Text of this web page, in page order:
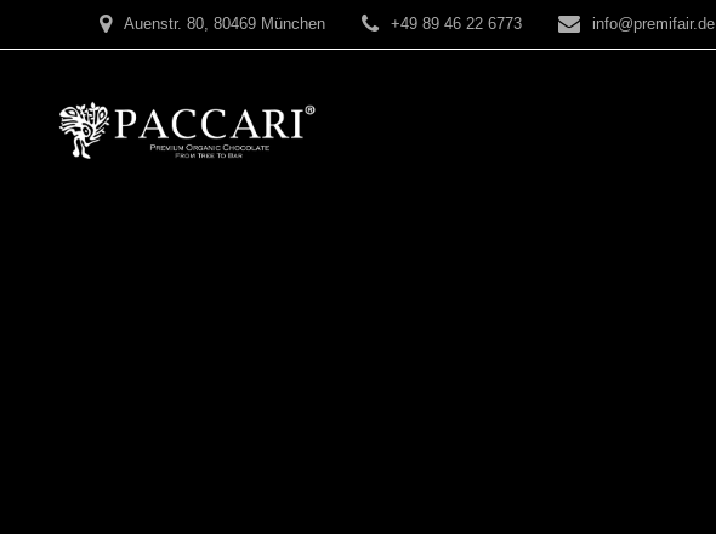
Inhalt
Auenstr. 80, 80469 München +49 89 46 22 6773 info@premifair.de